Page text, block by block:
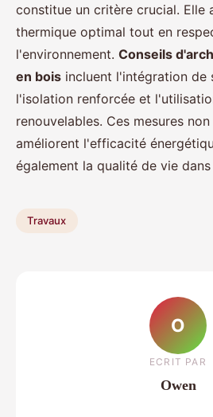
constitue un critère crucial. Elle
thermique optimal tout en
l'environnement. Conseils
en bois incluent l'intégration de
l'isolation renforcée et
renouvelables. Ces mesures
améliorent l'efficacité
également la qualité de vie
Travaux
O
ECRIT PAR
Owen